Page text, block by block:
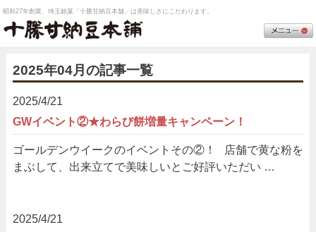
昭和27年創業、埼玉銘菓「十勝甘納豆本舗」は美味しさにこだわります。
2025年04月の記事一覧
2025/4/21
GWイベント②★わらび餅増量キャンペーン！
ゴールデンウイークのイベントその②！ 店舗で黄な粉を
まぶして、出来立てで美味しいとご好評いただい …
2025/4/21